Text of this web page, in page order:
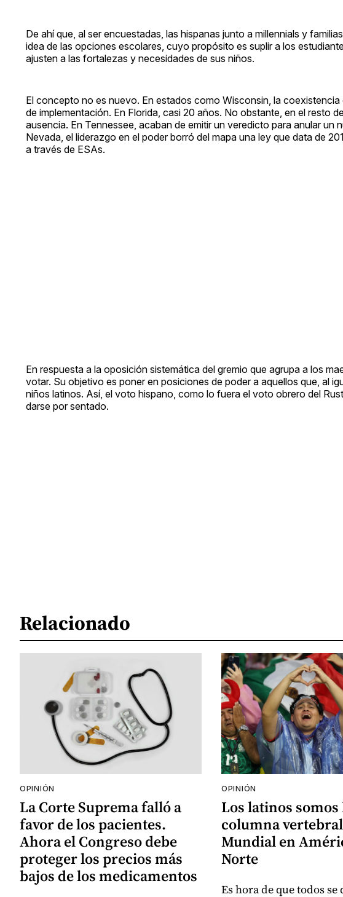
De ahí que, al ser encuestadas, las hispanas junto a millennials y
idea de las opciones escolares, cuyo propósito es suplir a los
ajusten a las fortalezas y necesidades de sus niños.
El concepto no es nuevo. En estados como Wisconsin, la
de implementación. En Florida, casi 20 años. No obstante, en el resto
ausencia. En Tennessee, acaban de emitir un veredicto para anular
Nevada, el liderazgo en el poder borró del mapa una ley que data de
a través de ESAs.
En respuesta a la oposición sistemática del gremio que agrupa a los
votar. Su objetivo es poner en posiciones de poder a aquellos que, al
niños latinos. Así, el voto hispano, como lo fuera el voto obrero del
darse por sentado.
Relacionado
OPINIÓN
La Corte Suprema falló a
favor de los pacientes.
Ahora el Congreso debe
proteger los precios más
bajos de los medicamentos
OPINIÓN
Los latinos somos
columna
Mundial en
Norte
Es hora de que todos se